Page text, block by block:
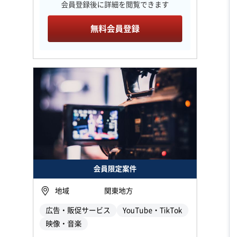
会員登録後に詳細を閲覧できます
無料会員登録
会員限定案件
地域 関東地方
広告・販促サービス
YouTube・TikTok
映像・音楽